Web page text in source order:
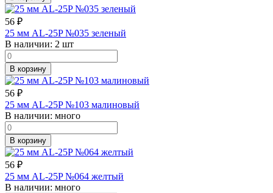
56 ₽
25 мм AL-25P №035 зеленый
В наличии: 2 шт
В корзину
56 ₽
25 мм AL-25P №103 малиновый
В наличии: много
В корзину
56 ₽
25 мм AL-25P №064 желтый
В наличии: много